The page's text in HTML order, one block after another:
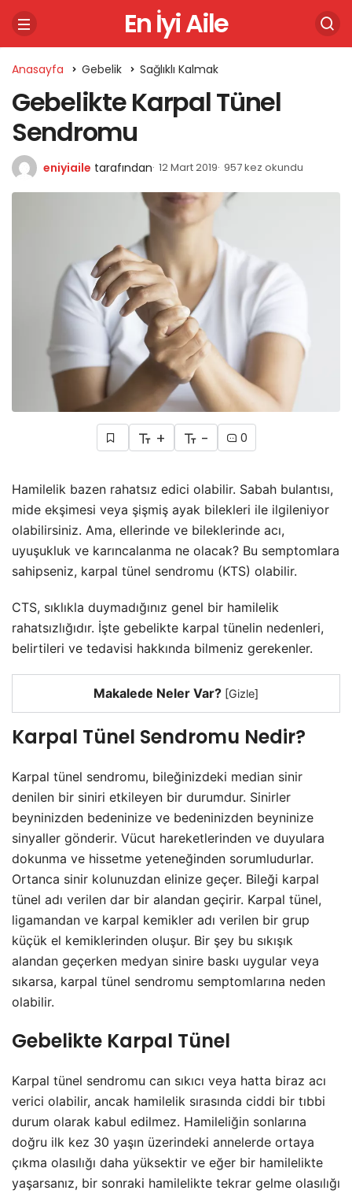
En İyi Aile
Anasayfa Gebelik Sağlıklı Kalmak
Gebelikte Karpal Tünel
Sendromu
eniyiaile tarafından 12 Mart 2019 957 kez okundu
+ - 0
Hamilelik bazen rahatsız edici olabilir. Sabah bulantısı,
mide ekşimesi veya şişmiş ayak bilekleri ile ilgileniyor
olabilirsiniz. Ama, ellerinde ve bileklerinde acı,
uyuşukluk ve karıncalanma ne olacak? Bu semptomlara
sahipseniz, karpal tünel sendromu (KTS) olabilir.
CTS, sıklıkla duymadığınız genel bir hamilelik
rahatsızlığıdır. İşte gebelikte karpal tünelin nedenleri,
belirtileri ve tedavisi hakkında bilmeniz gerekenler.
Makalede Neler Var? [Gizle]
Karpal Tünel Sendromu Nedir?
Karpal tünel sendromu, bileğinizdeki median sinir
denilen bir siniri etkileyen bir durumdur. Sinirler
beyninizden bedeninize ve bedeninizden beyninize
sinyaller gönderir. Vücut hareketlerinden ve duyulara
dokunma ve hissetme yeteneğinden sorumludurlar.
Ortanca sinir kolunuzdan elinize geçer. Bileği karpal
tünel adı verilen dar bir alandan geçirir. Karpal tünel,
ligamandan ve karpal kemikler adı verilen bir grup
küçük el kemiklerinden oluşur. Bir şey bu sıkışık
alandan geçerken medyan sinire baskı uygular veya
sıkarsa, karpal tünel sendromu semptomlarına neden
olabilir.
Gebelikte Karpal Tünel
Karpal tünel sendromu can sıkıcı veya hatta biraz acı
verici olabilir, ancak hamilelik sırasında ciddi bir tıbbi
durum olarak kabul edilmez. Hamileliğin sonlarına
doğru ilk kez 30 yaşın üzerindeki annelerde ortaya
çıkma olasılığı daha yüksektir ve eğer bir hamilelikte
yaşarsanız, bir sonraki hamilelikte tekrar gelme olasılığı